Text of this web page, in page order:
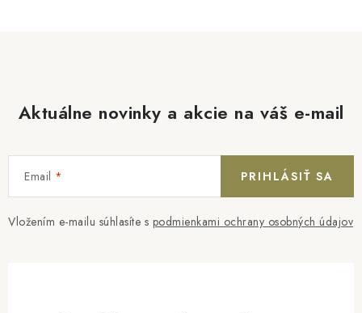
Aktuálne novinky a akcie na váš e-mail
Email
Vložením e-mailu súhlasíte s podmienkami ochrany osobných údajov
PRIHLÁSIŤ SA